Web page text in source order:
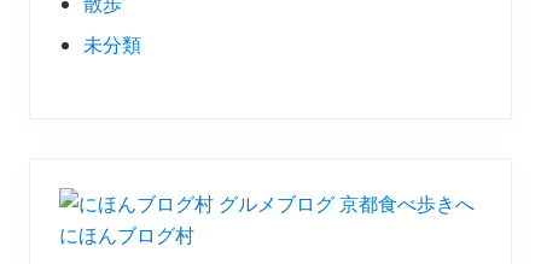
未分類
にほんブログ村